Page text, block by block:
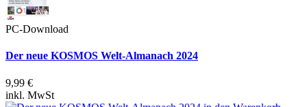
PC-Download
Der neue KOSMOS Welt-Almanach 2024
9,99 €
inkl. MwSt